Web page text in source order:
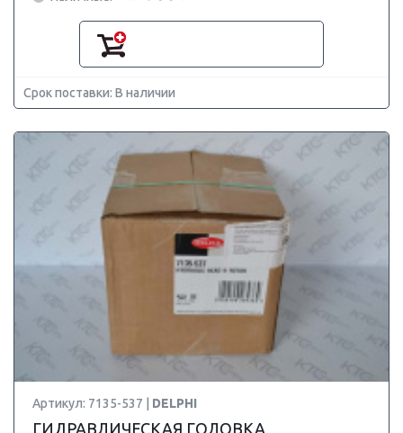
Срок поставки: В наличии
Артикул: 7135-537 | DELPHI
ГИДРАВЛИЧЕСКАЯ ГОЛОВКА